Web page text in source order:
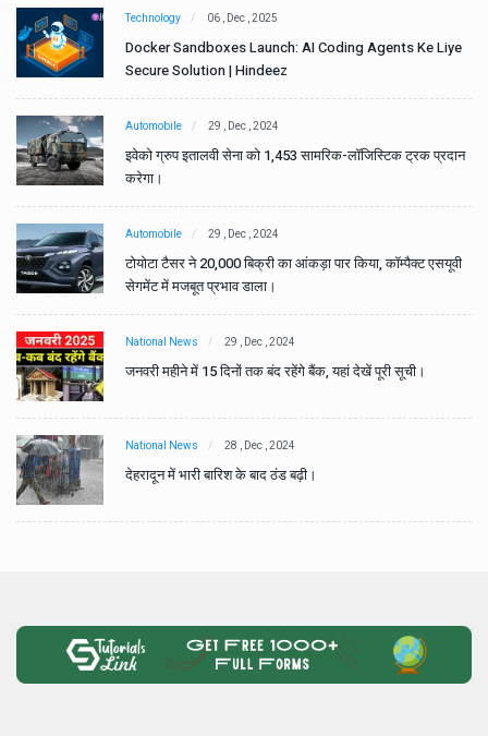
Technology 06 , Dec , 2025
Docker Sandboxes Launch: AI Coding Agents Ke Liye
Secure Solution | Hindeez
Automobile 29 , Dec , 2024
इवेको ग्रुप इतालवी सेना को 1,453 सामरिक-लॉजिस्टिक ट्रक प्रदान
करेगा।
Automobile 29 , Dec , 2024
टोयोटा टैसर ने 20,000 बिक्री का आंकड़ा पार किया, कॉम्पैक्ट एसयूवी
सेगमेंट में मजबूत प्रभाव डाला।
National News 29 , Dec , 2024
जनवरी महीने में 15 दिनों तक बंद रहेंगे बैंक, यहां देखें पूरी सूची।
National News 28 , Dec , 2024
देहरादून में भारी बारिश के बाद ठंड बढ़ी।